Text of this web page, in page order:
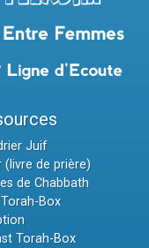
Juif
(livre de prière)
de Chabbath
Box
Torah-Box